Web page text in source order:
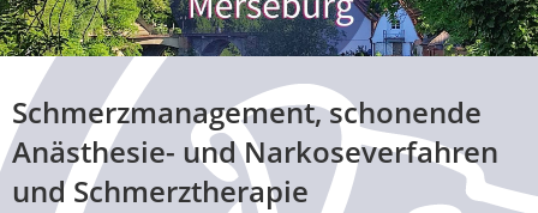
Schmerzmanagement, schonende
Anästhesie- und Narkoseverfahren
und Schmerztherapie